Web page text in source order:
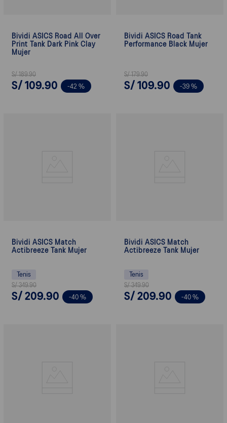
Bividi ASICS Road All Over
Print Tank Dark Pink Clay
Mujer
S/ 189.90
S/ 109.90 -42 %
Bividi ASICS Road Tank
Performance Black Mujer
S/ 179.90
S/ 109.90 -39 %
Bividi ASICS Match
Actibreeze Tank Mujer
Tenis
S/ 349.90
S/ 209.90 -40 %
Bividi ASICS Match
Actibreeze Tank Mujer
Tenis
S/ 349.90
S/ 209.90 -40 %